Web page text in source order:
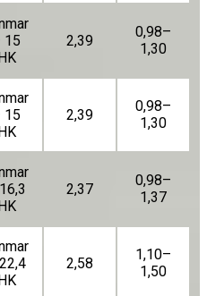
15
HK
2,39
0,98–
1,30
15
HK
2,39
0,98–
1,30
HK
2,37
0,98–
1,37
HK
2,58
1,10–
1,50